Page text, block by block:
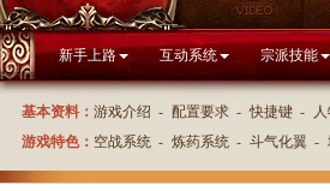
新手上路 互动系统 宗派技能
基本资料： 游戏介绍 - 配置要求 - 快捷键 -
游戏特色： 空战系统 - 炼药系统 - 斗气化翼 -